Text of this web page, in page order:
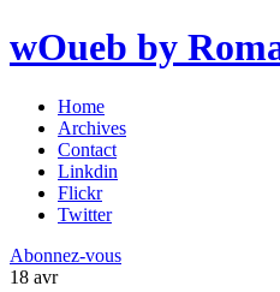
wOueb by
Home
Archives
Contact
Linkdin
Flickr
Twitter
Abonnez-vous
18 avr